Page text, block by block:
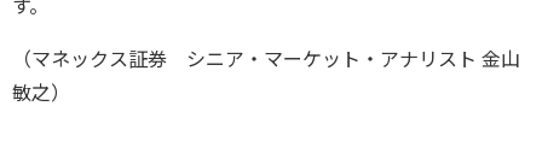
す。
（マネックス証券 シニア・マーケット・アナリスト 金山
敏之）